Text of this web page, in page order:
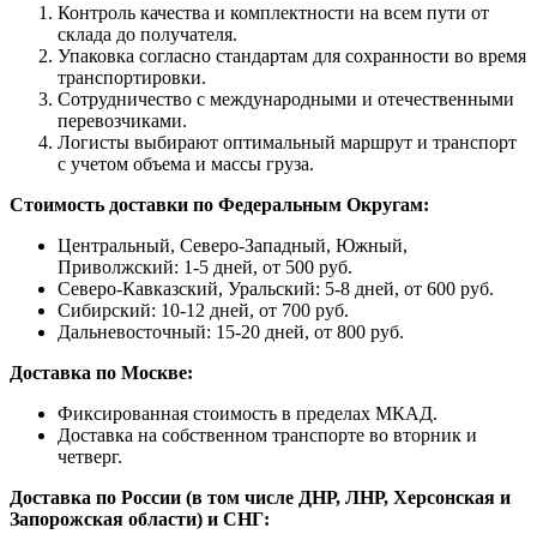
Контроль качества и комплектности на всем пути от
склада до получателя.
Упаковка согласно стандартам для сохранности во время
транспортировки.
Сотрудничество с международными и отечественными
перевозчиками.
Логисты выбирают оптимальный маршрут и транспорт
с учетом объема и массы груза.
Стоимость доставки по Федеральным Округам:
Центральный, Северо-Западный, Южный,
Приволжский: 1-5 дней, от 500 руб.
Северо-Кавказский, Уральский: 5-8 дней, от 600 руб.
Сибирский: 10-12 дней, от 700 руб.
Дальневосточный: 15-20 дней, от 800 руб.
Доставка по Москве:
Фиксированная стоимость в пределах МКАД.
Доставка на собственном транспорте во вторник и
четверг.
Доставка по России (в том числе ДНР, ЛНР, Херсонская и
Запорожская области) и СНГ: